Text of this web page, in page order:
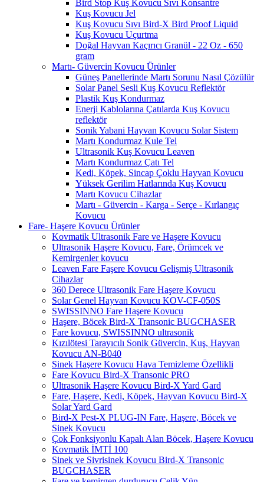
Bird Stop Kuş Kovucu Sıvı Konsantre
Kuş Kovucu Jel
Kuş Kovucu Sıvı Bird-X Bird Proof Liquid
Kuş Kovucu Uçurtma
Doğal Hayvan Kaçırıcı Granül - 22 Oz - 650
gram
Martı- Güvercin Kovucu Ürünler
Güneş Panellerinde Martı Sorunu Nasıl Çözülür
Solar Panel Sesli Kuş Kovucu Reflektör
Plastik Kuş Kondurmaz
Enerji Kablolarına Çatılarda Kuş Kovucu
reflektör
Sonik Yabani Hayvan Kovucu Solar Sistem
Martı Kondurmaz Kule Tel
Ultrasonik Kuş Kovucu Leaven
Martı Kondurmaz Çatı Tel
Kedi, Köpek, Sincap Çoklu Hayvan Kovucu
Yüksek Gerilim Hatlarında Kuş Kovucu
Martı Kovucu Cihazlar
Martı - Güvercin - Karga - Serçe - Kırlangıç
Kovucu
Fare- Haşere Kovucu Ürünler
Kovmatik Ultrasonik Fare ve Haşere Kovucu
Ultrasonik Haşere Kovucu, Fare, Örümcek ve
Kemirgenler kovucu
Leaven Fare Faşere Kovucu Gelişmiş Ultrasonik
Cihazlar
360 Derece Ultrasonik Fare Haşere Kovucu
Solar Genel Hayvan Kovucu KOV-CF-050S
SWISSINNO Fare Haşere Kovucu
Haşere, Böcek Bird-X Transonic BUGCHASER
Fare kovucu, SWISSINNO ultrasonik
Kızılötesi Tarayıcılı Sonik Güvercin, Kuş, Hayvan
Kovucu AN-B040
Sinek Haşere Kovucu Hava Temizleme Özellikli
Fare Kovucu Bird-X Transonic PRO
Ultrasonik Haşere Kovucu Bird-X Yard Gard
Fare, Haşere, Kedi, Köpek, Hayvan Kovucu Bird-X
Solar Yard Gard
Bird-X Pest-X PLUG-IN Fare, Haşere, Böcek ve
Sinek Kovucu
Çok Fonksiyonlu Kapalı Alan Böcek, Haşere Kovucu
Kovmatik İMTİ 100
Sinek ve Sivrisinek Kovucu Bird-X Transonic
BUGCHASER